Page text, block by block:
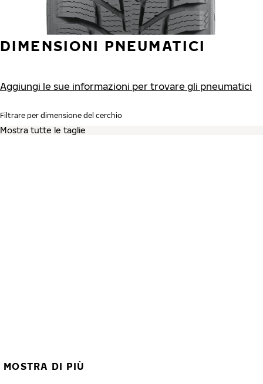
DIMENSIONI PNEUMATICI
Aggiungi le sue informazioni per trovare gli pneumatici
Filtrare per dimensione del cerchio
MOSTRA DI PIÙ